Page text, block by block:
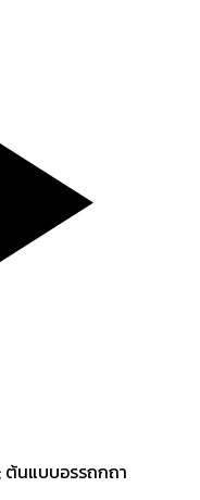
ต้นแบบอรรถกถา